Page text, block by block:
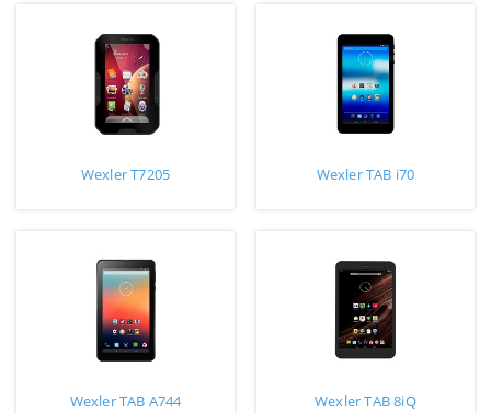
Wexler T7205 Wexler TAB i70
Wexler TAB A744 Wexler TAB 8iQ